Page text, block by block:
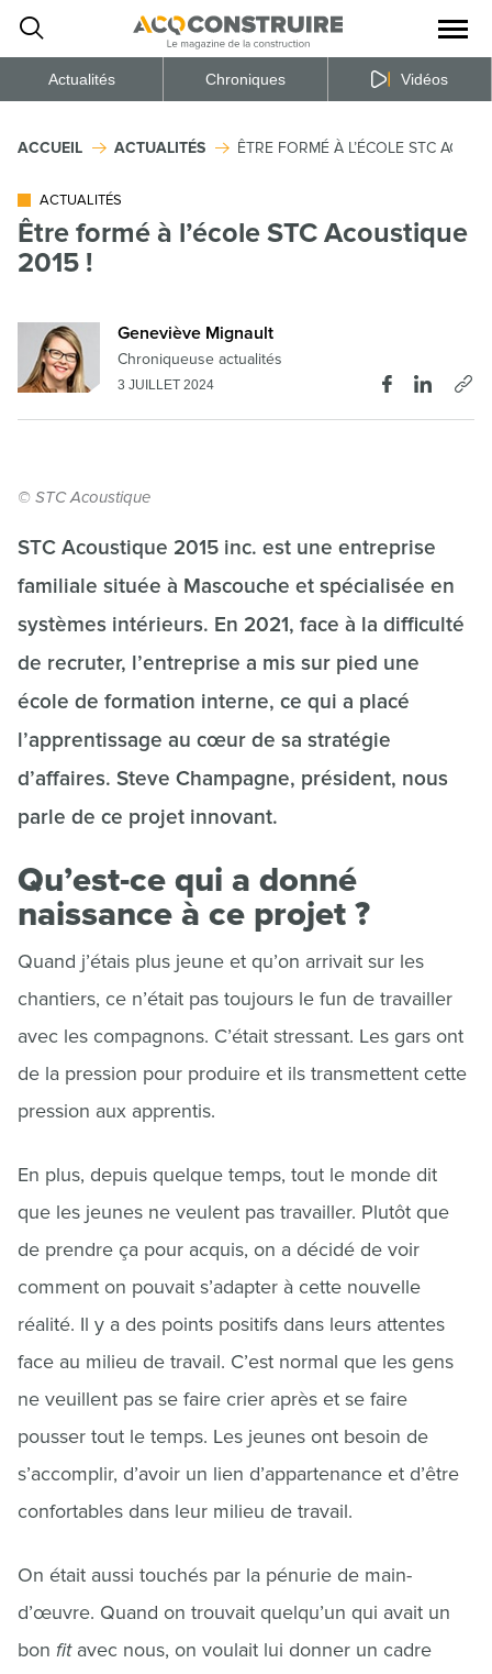
la
du
Actualités Chroniques Vidéos
ACCUEIL ACTUALITÉS ÊTRE FORMÉ À L’ÉCOLE STC
ACTUALITÉS
Être formé à l’école STC Acoustique
2015 !
Geneviève Mignault
Chroniqueuse actualités
3 JUILLET 2024
© STC Acoustique
STC Acoustique 2015 inc. est une entreprise
familiale située à Mascouche et spécialisée en
systèmes intérieurs. En 2021, face à la difficulté
de recruter, l’entreprise a mis sur pied une
école de formation interne, ce qui a placé
l’apprentissage au cœur de sa stratégie
d’affaires. Steve Champagne, président, nous
parle de ce projet innovant.
Qu’est-ce qui a donné
naissance à ce projet ?
Quand j’étais plus jeune et qu’on arrivait sur les
chantiers, ce n’était pas toujours le fun de travailler
avec les compagnons. C’était stressant. Les gars ont
de la pression pour produire et ils transmettent cette
pression aux apprentis.
En plus, depuis quelque temps, tout le monde dit
que les jeunes ne veulent pas travailler. Plutôt que
de prendre ça pour acquis, on a décidé de voir
comment on pouvait s’adapter à cette nouvelle
réalité. Il y a des points positifs dans leurs attentes
face au milieu de travail. C’est normal que les gens
ne veuillent pas se faire crier après et se faire
pousser tout le temps. Les jeunes ont besoin de
s’accomplir, d’avoir un lien d’appartenance et d’être
confortables dans leur milieu de travail.
On était aussi touchés par la pénurie de main-
d’œuvre. Quand on trouvait quelqu’un qui avait un
bon fitavec nous, on voulait lui donner un cadre